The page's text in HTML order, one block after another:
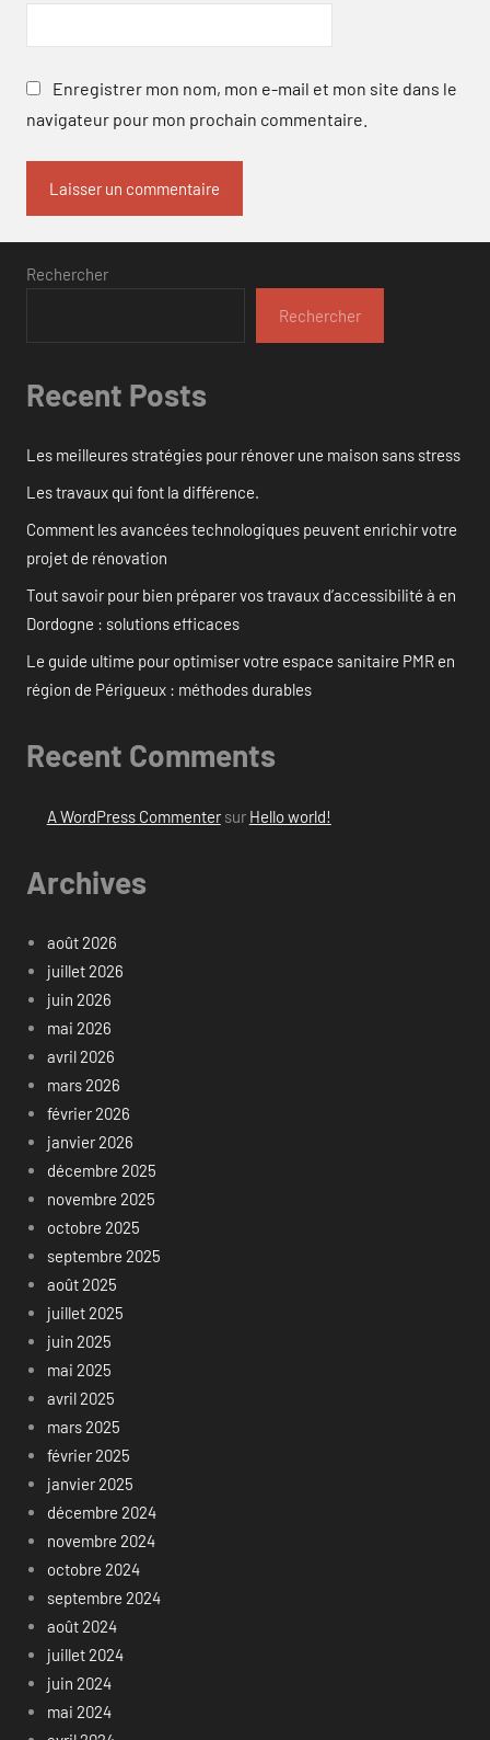
Enregistrer mon nom, mon e-mail et mon site dans le
navigateur pour mon prochain commentaire.
Rechercher
Rechercher
Recent Posts
Les meilleures stratégies pour rénover une maison sans stress
Les travaux qui font la différence.
Comment les avancées technologiques peuvent enrichir votre
projet de rénovation
Tout savoir pour bien préparer vos travaux d’accessibilité à en
Dordogne : solutions efficaces
Le guide ultime pour optimiser votre espace sanitaire PMR en
région de Périgueux : méthodes durables
Recent Comments
A WordPress Commentersur Hello world!
Archives
août 2026
juillet 2026
juin 2026
mai 2026
avril 2026
mars 2026
février 2026
janvier 2026
décembre 2025
novembre 2025
octobre 2025
septembre 2025
août 2025
juillet 2025
juin 2025
mai 2025
avril 2025
mars 2025
février 2025
janvier 2025
décembre 2024
novembre 2024
octobre 2024
septembre 2024
août 2024
juillet 2024
juin 2024
mai 2024